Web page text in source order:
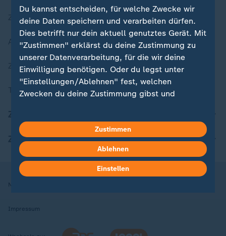
Zuletzt veröffentlicht
Aktuelle Sendungs-Videos
ZDFheute Stories
Themen im Überblick
ZDFheute Apps
Nutzungsbedingungen
Impressum
Du kannst entscheiden, für welche Zwecke wir
deine Daten speichern und verarbeiten dürfen.
Dies betrifft nur dein aktuell genutztes Gerät. Mit
"Zustimmen" erklärst du deine Zustimmung zu
unserer Datenverarbeitung, für die wir deine
Einwilligung benötigen. Oder du legst unter
"Einstellungen/Ablehnen" fest, welchen
Zwecken du deine Zustimmung gibst und
in deinen Einstellungen widerrufen oder ändern.
Hier findest du das Impressum.
Weitere Informationen findest du in unserer
Datenschutzerklärung.
Zustimmen
Ablehnen
Einstellen